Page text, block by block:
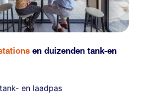
en duizenden tank-en
en laadpas